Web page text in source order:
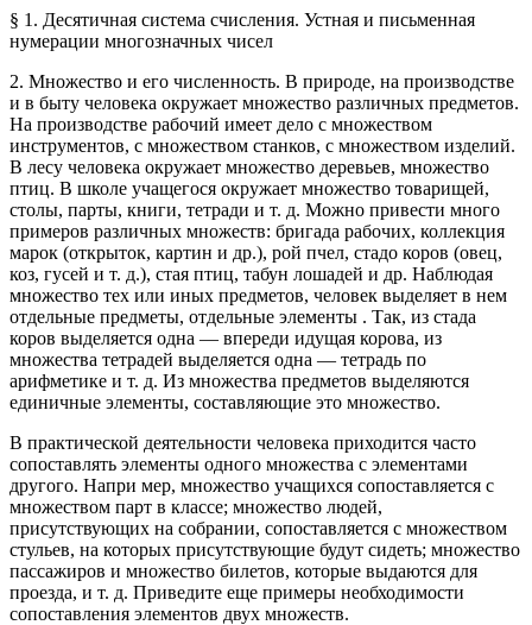
§ 1. Десятичная система счисления. Устная и письменная
нумерации многозначных чисел
2. Множество и его численность. В природе, на производстве
и в быту человека окружает множество различных предметов.
На производстве рабочий имеет дело с множеством
инструментов, с множеством станков, с множеством изделий.
В лесу человека окружает множество деревьев, множество
птиц. В школе учащегося окружает множество товарищей,
столы, парты, книги, тетради и т. д. Можно привести много
примеров различных множеств: бригада рабочих, коллекция
марок (открыток, картин и др.), рой пчел, стадо коров (овец,
коз, гусей и т. д.), стая птиц, табун лошадей и др. Наблюдая
множество тех или иных предметов, человек выделяет в нем
отдельные предметы, отдельные элементы . Так, из стада
коров выделяется одна — впереди идущая корова, из
множества тетрадей выделяется одна — тетрадь по
арифметике и т. д. Из множества предметов выделяются
единичные элементы, составляющие это множество.
В практической деятельности человека приходится часто
сопоставлять элементы одного множества с элементами
другого. Напри мер, множество учащихся сопоставляется с
множеством парт в классе; множество людей,
присутствующих на собрании, сопоставляется с множеством
стульев, на которых присутствующие будут сидеть; множество
пассажиров и множество билетов, которые выдаются для
проезда, и т. д. Приведите еще примеры необходимости
сопоставления элементов двух множеств.